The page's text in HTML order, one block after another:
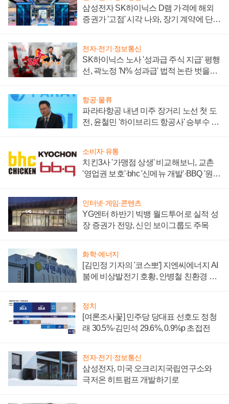
삼성전자 SK하이닉스 D램 가격에 해외
증권가 '고점' 시각 나와, 장기 계약에 단점
전자·전기·정보통신
SK하이닉스 노사 '성과급 주식 지급' 평행
선, 곽노정 'N% 성과급' 법적 논란 벗을지
항공·물류
파라타항공 내년 미주 장거리 노선 첫 도
전, 윤철민 '하이브리드 항공사' 승부수 통
소비자·유통
치킨3사 '가맹점 상생' 비교해보니, 교촌
'영업권 보호'·bhc '신메뉴 개발'·BBQ '원가
인터넷·게임·콘텐츠
YG엔터 하반기 빅뱅 월드투어로 실적 성
장 증권가 전망, 신인 보이그룹도 주목
화학·에너지
[김민정 기자의 '코스뽀'] 지엔씨에너지 AI
붐에 비상발전기 호황, 안병철 친환경 에
정치
[여론조사꽃] 민주당 당대표 선호도 정청
래 30.5%·김민석 29.6%, 0.9%p 초접전
전자·전기·정보통신
삼성전자, 미국 오크리지국립연구소와
극저온 히트펌프 개발하기로